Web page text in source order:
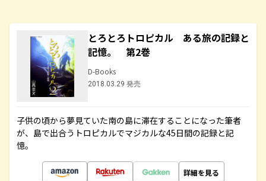
とろとろトロピカル ある旅の記録と
記憶。 第2巻
D-Books
2018.03.29 発売
子供の頃から夢見ていた南の島に滞在することになった筆者
が、島で出合うトロピカルでマジカルな45日間の記録と記
憶。
詳細を見る